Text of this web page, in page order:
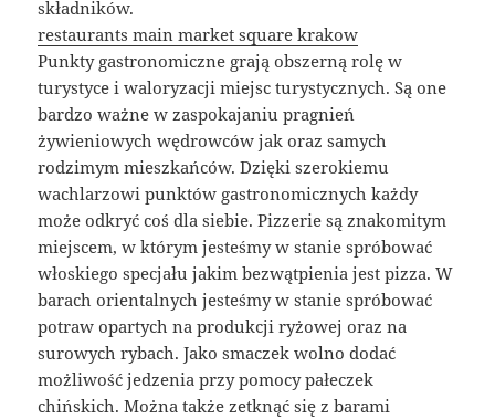
składników.
restaurants main market square krakow
Punkty gastronomiczne grają obszerną rolę w
turystyce i waloryzacji miejsc turystycznych. Są one
bardzo ważne w zaspokajaniu pragnień
żywieniowych wędrowców jak oraz samych
rodzimym mieszkańców. Dzięki szerokiemu
wachlarzowi punktów gastronomicznych każdy
może odkryć coś dla siebie. Pizzerie są znakomitym
miejscem, w którym jesteśmy w stanie spróbować
włoskiego specjału jakim bezwątpienia jest pizza. W
barach orientalnych jesteśmy w stanie spróbować
potraw opartych na produkcji ryżowej oraz na
surowych rybach. Jako smaczek wolno dodać
możliwość jedzenia przy pomocy pałeczek
chińskich. Można także zetknąć się z barami